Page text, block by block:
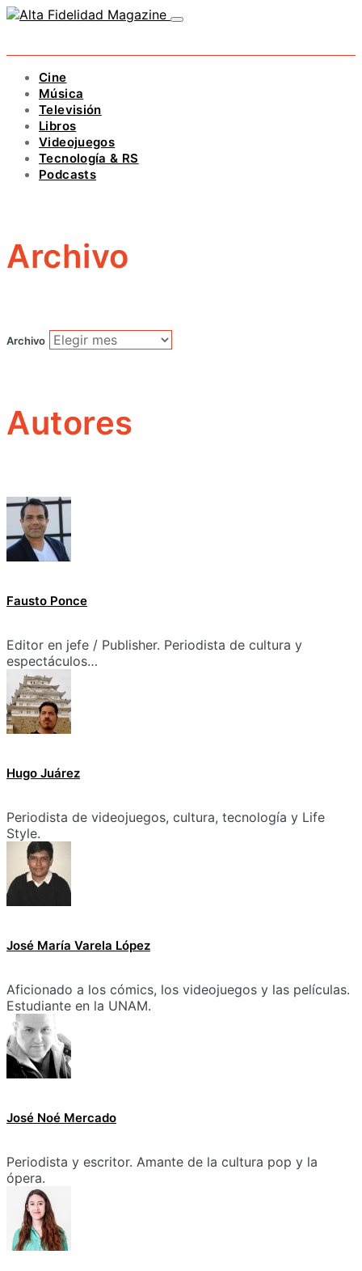
Cine
Música
Televisión
Libros
Videojuegos
Tecnología & RS
Podcasts
Archivo
Archivo
Autores
Fausto Ponce
Editor en jefe / Publisher. Periodista de cultura y
espectáculos…
Hugo Juárez
Periodista de videojuegos, cultura, tecnología y Life
Style.
José María Varela López
Aficionado a los cómics, los videojuegos y las películas.
Estudiante en la UNAM.
José Noé Mercado
Periodista y escritor. Amante de la cultura pop y la
ópera.